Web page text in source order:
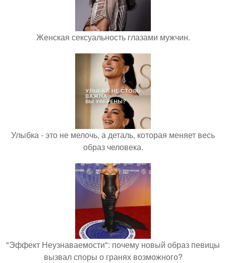
Женская сексуальность глазами мужчин.
Улыбка - это не мелочь, а деталь, которая меняет весь
образ человека.
"Эффект Неузнаваемости": почему новый образ певицы
вызвал споры о гранях возможного?